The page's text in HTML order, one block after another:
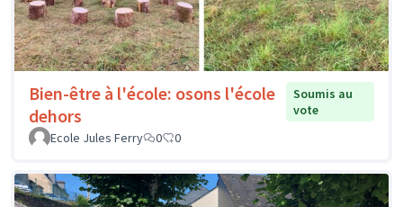
Bien-être à l'école: osons l'école
dehors
Soumis au
vote
Ecole Jules Ferry
0 0